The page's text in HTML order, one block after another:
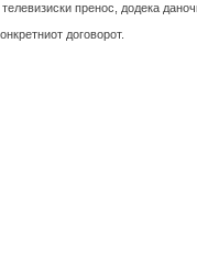
пренос, додека
договорот.